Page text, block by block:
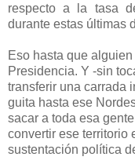
respecto a la tasa
durante estas últimas
Eso hasta que
Presidencia. Y -sin
transferir una carrada
guita hasta ese
sacar a toda esa
convertir ese territorio
sustentación política